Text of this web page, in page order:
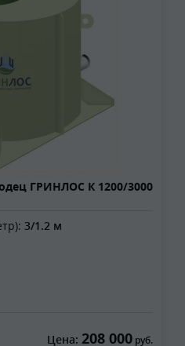
ГРИНЛОС К 1200/3000
3/1.2 м
Цена: 208 000 руб.